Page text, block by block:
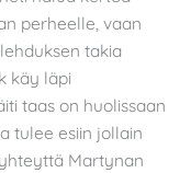
perheelle, vaan
takia
käy läpi
taas on huolissaan
tulee esiin jollain
Martynan